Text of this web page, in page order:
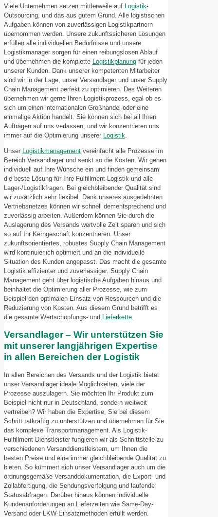
Viele Unternehmen setzen mittlerweile auf Logistik-
Outsourcing, und das aus gutem Grund. Alle logistischen
Aufgaben können von zuverlässigen Logistikpartnern
übernommen werden. Unsere zukunftssicheren Lösungen
erfüllen alle individuellen Bedürfnisse und unsere
Logistikmanager sorgen für einen reibungslosen Ablauf
und übernehmen die komplette Logistikplanung für jeden
unserer Kunden. Dank unserer kompetenten Mitarbeiter
sind wir in der Lage, unser Versandlager und unser Supply
Chain Management perfekt zu optimieren. Des Weiteren
übernehmen wir gerne Ihren Logistikprozess, egal ob es
sich um einen internationalen Großhandel oder eine
einmalige Aktion handelt. Sie können sich bei all Ihren
Aufträgen auf uns verlassen, und wir konzentrieren uns
immer auf die Optimierung unserer Logistik
Unser Logistikmanagement vereinfacht alle Prozesse im
Bereich Versandlager und senkt so die Kosten. Wir gehen
individuell auf Ihre Wünsche ein und finden gemeinsam
die beste Lösung für Ihre Fulfillment-Logistik und alle
Lager-/Logistikfragen. Bei gleichbleibender Qualität sind
wir zusätzlich sehr flexibel. Dank unseres ausgedehnten
Vertriebsnetzes können wir schnell dementsprechend und
zuverlässig arbeiten. Außerdem können Sie durch die
Auslagerung des Versands wertvolle Zeit sparen und sich
so auf Ihr Kerngeschäft konzentrieren. Unser
zukunftsorientiertes, robustes Supply Chain Management
wird kontinuierlich optimiert und an die individuelle
Situation des Kunden angepasst. Das macht die gesamte
Logistik effizienter und zuverlässiger. Supply Chain
Management geht über logistische Aufgaben hinaus und
beinhaltet die Optimierung aller Prozesse, wie zum
Beispiel den optimalen Einsatz von Ressourcen und die
Reduzierung von Kosten. Aus diesem Grund betrifft es
die gesamte Wertschöpfungs- und Lieferkette
Versandlager – Wir unterstützen Sie
mit unserer langjährigen Expertise
in allen Bereichen der Logistik
In allen Bereichen des Versands und der Logistik bietet
unser Versandlager ideale Möglichkeiten, viele der
Prozesse auszulagern. Sie möchten Ihr Produkt zum
Beispiel nicht nur in Deutschland, sondern weltweit
vertreiben? Wir haben die Expertise, Sie bei diesem
Schritt tatkräftig zu unterstützen und übernehmen für Sie
das komplexe Transportmanagement. Als Logistik-
Fulfillment-Dienstleister fungieren wir als Schnittstelle zu
verschiedenen Versanddienstleistern, um Ihnen die
besten Preise und eine immer gleichbleibende Qualität zu
bieten. So kümmert sich unser Versandlager auch um die
ordnungsgemäße Versanddokumentation, die Export- und
Zollabfertigung, die Sendungsverfolgung und laufende
Statusabfragen. Darüber hinaus können individuelle
Kundenanforderungen an Lieferzeiten wie Same-Day-
Versand oder LKW-Einsatzmethoden erfüllt werden.